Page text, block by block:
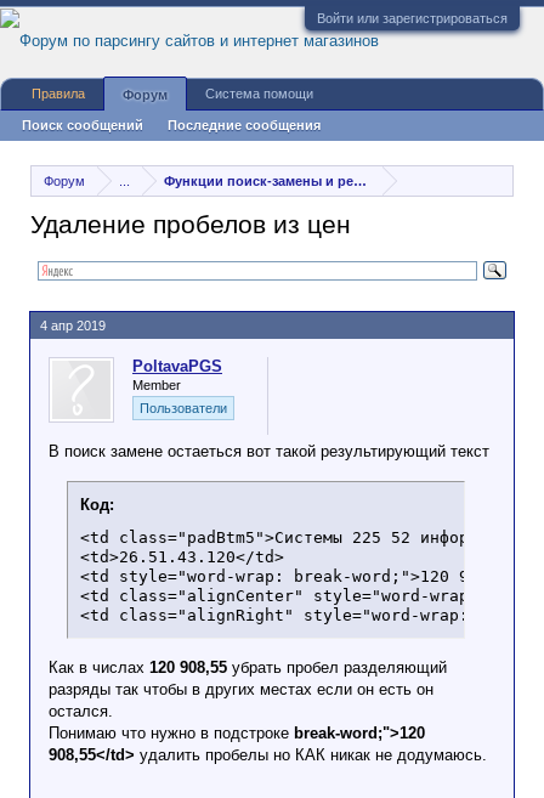
Войти или зарегистрироваться
Форум Функции поиск-замены и регулярные выражения
Удаление пробелов из цен
PoltavaPGS
Member
Пользователи
В поиск замене остаеться вот такой результирующий текст
Код:
<td class="padBtm5">Системы 225 52
<td>26.51.43.120</td>
<td style="word-wrap: break-word;">120 908,55</
<td class="alignCenter" style="word-wrap:
<td class="alignRight" style="word-wrap: break-
Как в числах 120 908,55 убрать пробел разделяющий
разряды так чтобы в других местах если он есть он
остался.
Понимаю что нужно в подстроке break-word;">120
908,55</td> удалить пробелы но КАК никак не додумаюсь.
4 апр 2019
Правила Форум
Поиск сообщений Последние сообщения
Система помощи